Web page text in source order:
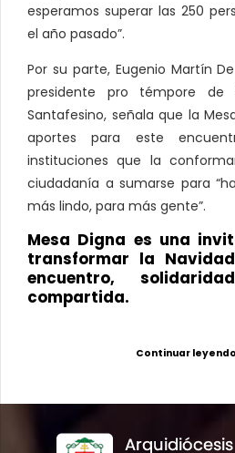
esperamos superar las 250
el año pasado”.
Por su parte, Eugenio Martín
presidente pro témpore de
Santafesino, señala que la
aportes para este
instituciones que la
ciudadanía a sumarse para
más lindo, para más gente”.
Mesa Digna es una
transformar la
encuentro,
compartida.
Continuar